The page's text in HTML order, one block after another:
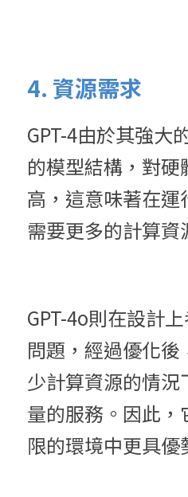
4. 資源需求
GPT-4由於其強大
的模型結構，對
高，這意味著在運
需要更多的計算資
GPT-4o則在設計
問題，經過優化
少計算資源的情
量的服務。因此
限的環境中更具優